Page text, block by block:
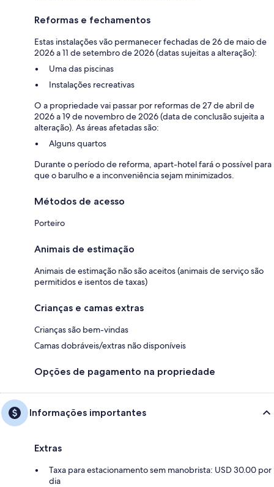
Reformas e fechamentos
Estas instalações vão permanecer fechadas de 26 de maio de
2026 a 11 de setembro de 2026 (datas sujeitas a alteração):
Uma das piscinas
Instalações recreativas
O a propriedade vai passar por reformas de 27 de abril de
2026 a 19 de novembro de 2026 (data de conclusão sujeita a
alteração). As áreas afetadas são:
Alguns quartos
Durante o período de reforma, apart-hotel fará o possível para
que o barulho e a inconveniência sejam minimizados.
Métodos de acesso
Porteiro
Animais de estimação
Animais de estimação não são aceitos (animais de serviço são
permitidos e isentos de taxas)
Crianças e camas extras
Crianças são bem-vindas
Camas dobráveis/extras não disponíveis
Opções de pagamento na propriedade
Informações importantes
Extras
Taxa para estacionamento sem manobrista: USD 30.00 por
dia